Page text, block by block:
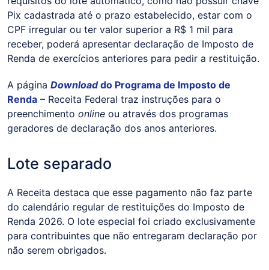
Pix cadastrada até o prazo estabelecido, estar com o
CPF irregular ou ter valor superior a R$ 1 mil para
receber, poderá apresentar declaração de Imposto de
Renda de exercícios anteriores para pedir a restituição.
A página Downloaddo Programa de Imposto de
Renda – Receita Federal traz instruções para o
preenchimento online ou através dos programas
geradores de declaração dos anos anteriores.
Lote separado
A Receita destaca que esse pagamento não faz parte
do calendário regular de restituições do Imposto de
Renda 2026. O lote especial foi criado exclusivamente
para contribuintes que não entregaram declaração por
não serem obrigados.